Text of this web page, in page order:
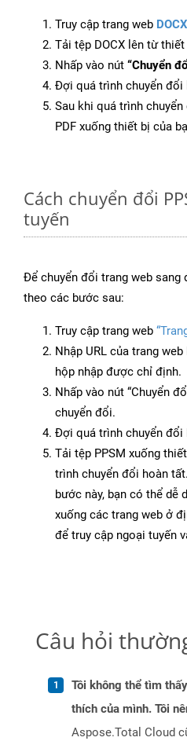
Truy cập trang web
Tải tệp DOCX lên từ
Nhấp vào nút “Chuyển
Đợi quá trình chuyển đổi
Sau khi quá trình
PDF xuống thiết bị của
Cách chuyển đổi
tuyến
Để chuyển đổi trang web sang
theo các bước sau:
Truy cập trang web
Nhập URL của trang
hộp nhập được chỉ định.
Nhấp vào nút “Chuyển
chuyển đổi.
Đợi quá trình chuyển đổi
Tải tệp PPSM xuống
trình chuyển đổi hoàn
bước này, bạn có thể dễ
xuống các trang web ở
để truy cập ngoại tuyến
Câu hỏi
Tôi không thể tìm
thích của mình. Tôi
Aspose.Total Cloud